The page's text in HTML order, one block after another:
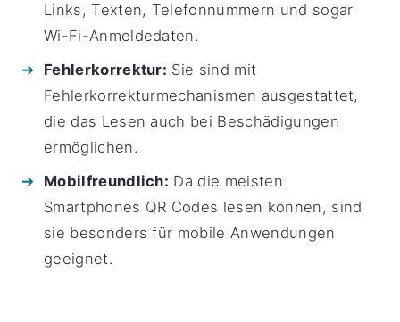
Links, Texten, Telefonnummern und sogar
Wi-Fi-Anmeldedaten.
Fehlerkorrektur: Sie sind mit
Fehlerkorrekturmechanismen ausgestattet,
die das Lesen auch bei Beschädigungen
ermöglichen.
Mobilfreundlich: Da die meisten
Smartphones QR Codes lesen können, sind
sie besonders für mobile Anwendungen
geeignet.